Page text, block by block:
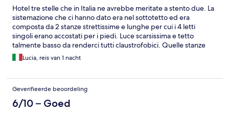
Hotel tre stelle che in Italia ne avrebbe meritate a stento due. La
sistemazione che ci hanno dato era nel sottotetto ed era
composta da 2 stanze strettissime e lunghe per cui i 4 letti
singoli erano accostati per i piedi. Luce scarsissima e tetto
talmente basso da renderci tutti claustrofobici. Quelle stanze
non avrebbero superato nessuna commissione per l'abitabilità...
dovrebbero essere semplicemente adibite a soffitta/magazzino.
escludono dei croissant bruciati e un vasetto di marmellata.
Pessima esperienza per una cittadina che invece merita tanto.
Lucia, reis van 1 nacht
Geverifieerde beoordeling
6/10 – Goed